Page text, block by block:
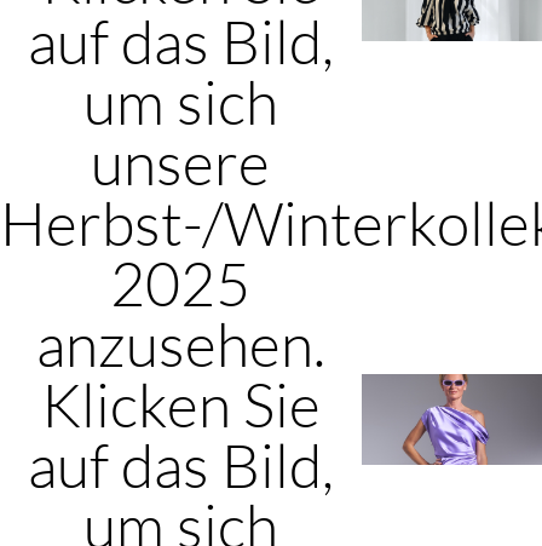
auf das Bild,
um sich
unsere
Herbst-/
2025
anzusehen.
Klicken Sie
auf das Bild,
um sich